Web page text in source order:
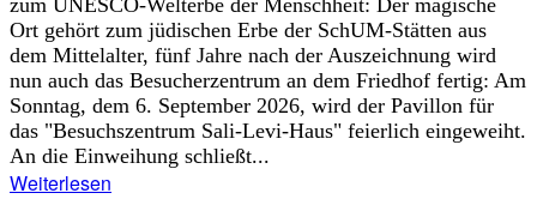
Ort gehört zum jüdischen Erbe der SchUM-Stätten aus
dem Mittelalter, fünf Jahre nach der Auszeichnung wird
nun auch das Besucherzentrum an dem Friedhof fertig: Am
Sonntag, dem 6. September 2026, wird der Pavillon für
das "Besuchszentrum Sali-Levi-Haus" feierlich eingeweiht.
An die Einweihung schließt...
Weiterlesen